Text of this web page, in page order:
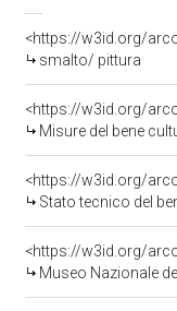
<https://w3id.org/
smalto/ pittura
<https://w3id.org/
Misure del bene
<https://w3id.org/
Stato tecnico del
<https://w3id.org/
Museo Nazionale